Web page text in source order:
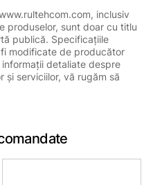
inclusiv
produselor, sunt doar cu titlu
publică. Specificațiile
modificate de producător
detaliate despre
și serviciilor, vă rugăm să